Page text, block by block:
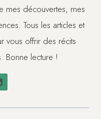
mes découvertes, mes
Tous les articles et
vous offrir des récits
Bonne lecture !